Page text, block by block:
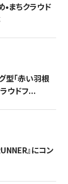
•まちクラウド
型「赤い羽根
ウドフ...
』にコン